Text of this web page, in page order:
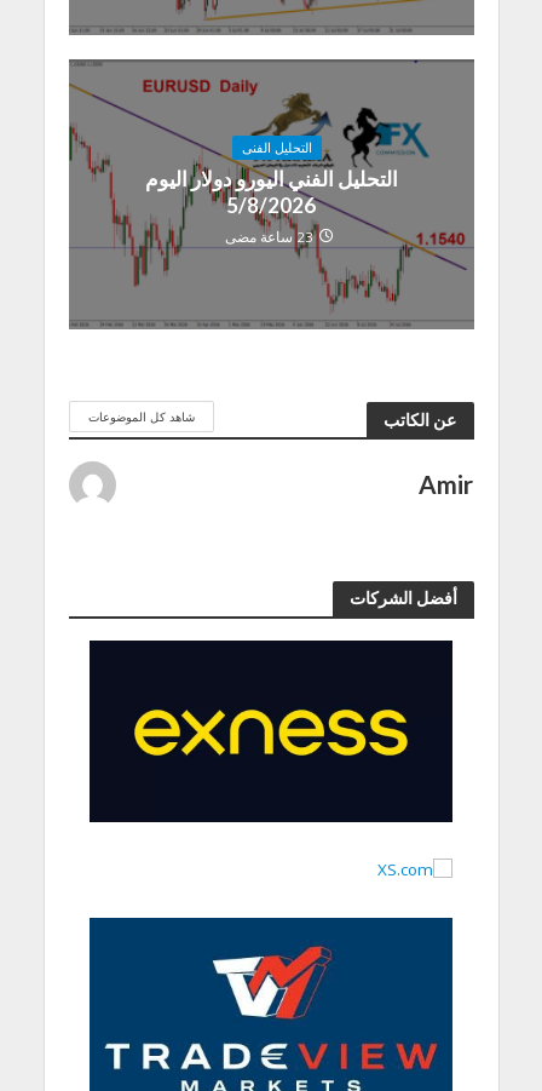
التحليل الفنى
التحليل الفني اليورو دولار اليوم
5/8/2026
23 ساعة مضى
عن الكاتب شاهد كل الموضوعات
Amir
أفضل الشركات